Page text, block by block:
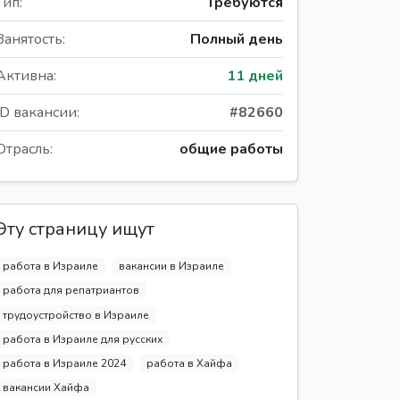
Полный день
11 дней
вакансии:
#82660
общие работы
страницу ищут
работа в Израиле
вакансии в Израиле
работа для репатриантов
трудоустройство в Израиле
работа в Израиле для русских
работа в Израиле 2024
работа в Хайфа
вакансии Хайфа